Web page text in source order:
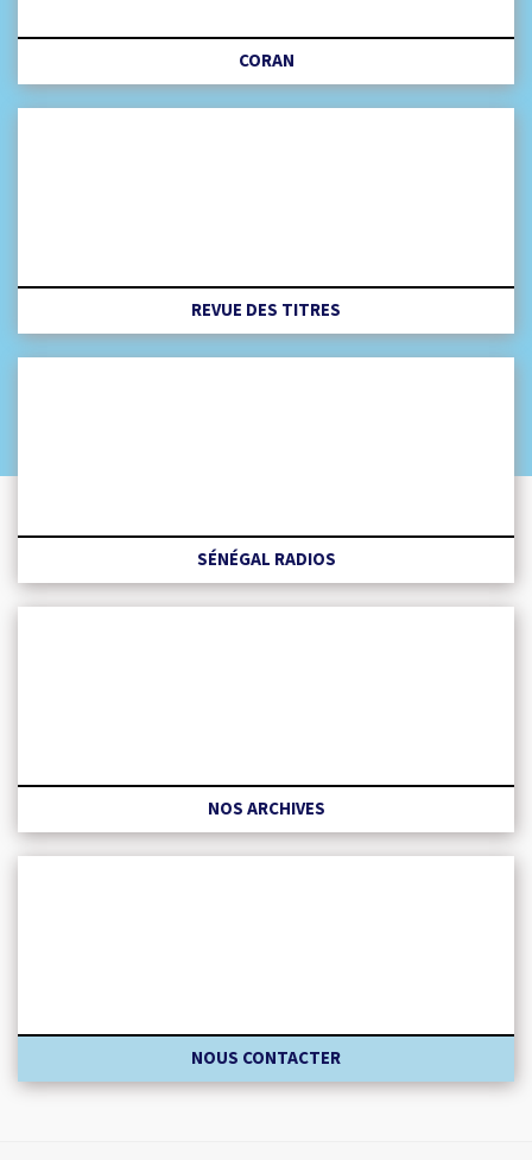
CORAN
REVUE DES TITRES
SÉNÉGAL RADIOS
NOS ARCHIVES
NOUS CONTACTER